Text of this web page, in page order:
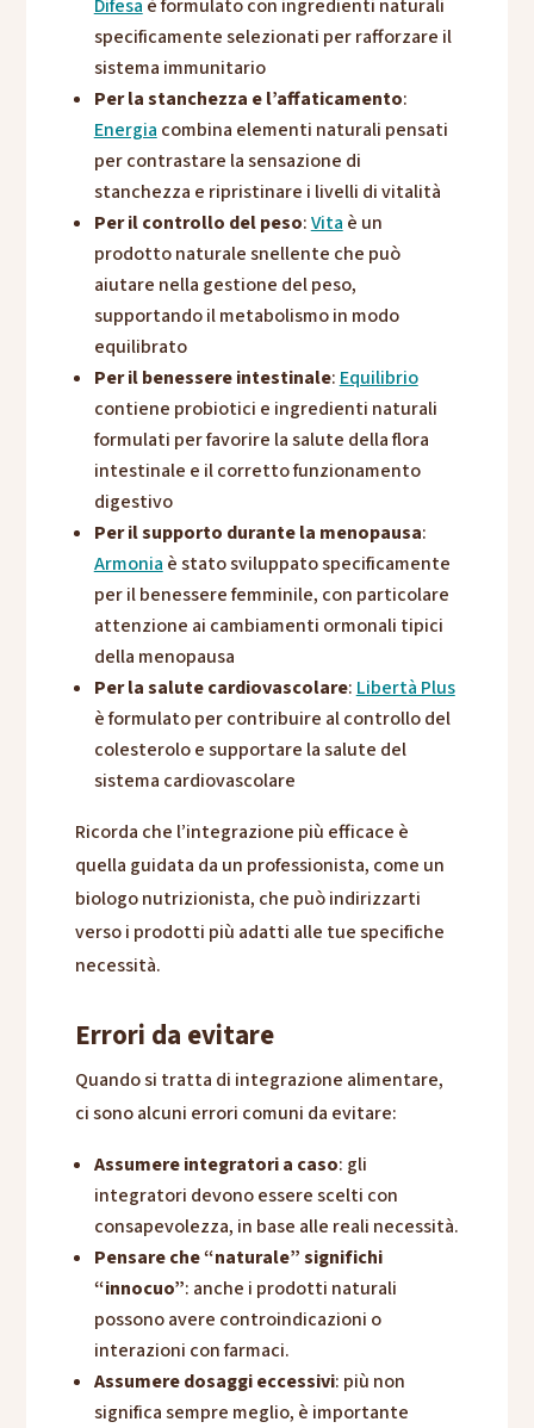
Difesa è formulato con ingredienti naturali
specificamente selezionati per rafforzare il
sistema immunitario
Per la stanchezza e l’affaticamento:
Energia combina elementi naturali pensati
per contrastare la sensazione di
stanchezza e ripristinare i livelli di vitalità
Per il controllo del peso:Vita è un
prodotto naturale snellente che può
aiutare nella gestione del peso,
supportando il metabolismo in modo
equilibrato
Per il benessere intestinale: Equilibrio
contiene probiotici e ingredienti naturali
formulati per favorire la salute della flora
intestinale e il corretto funzionamento
digestivo
Per il supporto durante la menopausa:
Armonia è stato sviluppato specificamente
per il benessere femminile, con particolare
attenzione ai cambiamenti ormonali tipici
della menopausa
Per la salute cardiovascolare: Libertà Plus
è formulato per contribuire al controllo del
colesterolo e supportare la salute del
sistema cardiovascolare
Ricorda che l’integrazione più efficace è
quella guidata da un professionista, come un
biologo nutrizionista, che può indirizzarti
verso i prodotti più adatti alle tue specifiche
necessità.
Errori da evitare
Quando si tratta di integrazione alimentare,
ci sono alcuni errori comuni da evitare:
Assumere integratori a caso: gli
integratori devono essere scelti con
consapevolezza, in base alle reali necessità.
Pensare che “naturale” significhi
“innocuo”: anche i prodotti naturali
possono avere controindicazioni o
interazioni con farmaci.
Assumere dosaggi eccessivi: più non
significa sempre meglio, è importante